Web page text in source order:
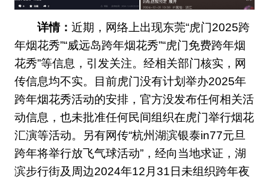
详情： 近期，网络上出现东莞“虎门2025跨
年烟花秀”“威远岛跨年烟花秀”“虎门免费跨年烟
花秀”等信息，引发关注。经相关部门核实，网
传信息均不实。目前虎门没有计划举办2025年
跨年烟花秀活动的安排，官方没发布任何相关活
动信息，也未批准任何民间组织在虎门举行烟花
汇演等活动。另有网传“杭州湖滨银泰in77元旦
跨年将举行放飞气球活动”，经向当地求证，湖
滨步行街及周边2024年12月31日未组织跨年夜